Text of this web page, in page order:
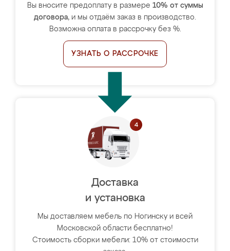
Вы вносите предоплату в размере 10% от суммы
договора, и мы отдаём заказ в производство.
Возможна оплата в рассрочку без %.
УЗНАТЬ О РАССРОЧКЕ
Доставка
и установка
Мы доставляем мебель по Ногинску и всей
Московской области бесплатно!
Стоимость сборки мебели: 10% от стоимости